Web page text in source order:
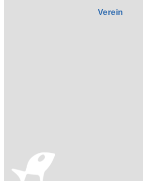
Verein